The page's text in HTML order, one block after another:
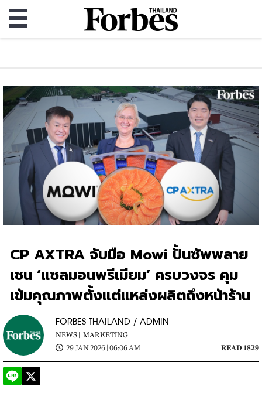
CP AXTRA จับมือ Mowi ปั้นซัพพลาย
เชน ‘แซลมอนพรีเมียม’ ครบวงจร คุม
เข้มคุณภาพตั้งแต่แหล่งผลิตถึงหน้าร้าน
FORBES THAILAND / ADMIN
NEWS | MARKETING
29 JAN 2026 | 06:06 AM
READ 1829